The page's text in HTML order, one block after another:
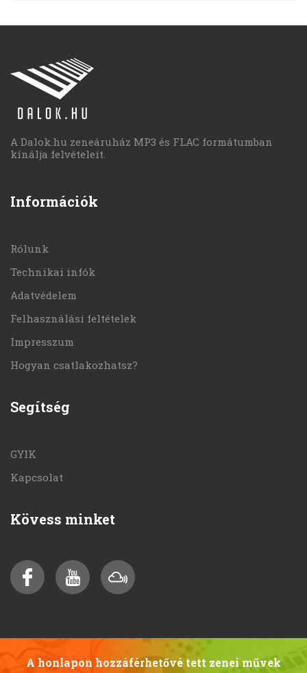
A Dalok.hu zeneáruház MP3 és FLAC formátumban
kínálja felvételeit.
Információk
Rólunk
Technikai infók
Adatvédelem
Felhasználási feltételek
Impresszum
Hogyan csatlakozhatsz?
Segítség
GYIK
Kapcsolat
Kövess minket
A honlapon hozzáférhetővé tett zenei művek